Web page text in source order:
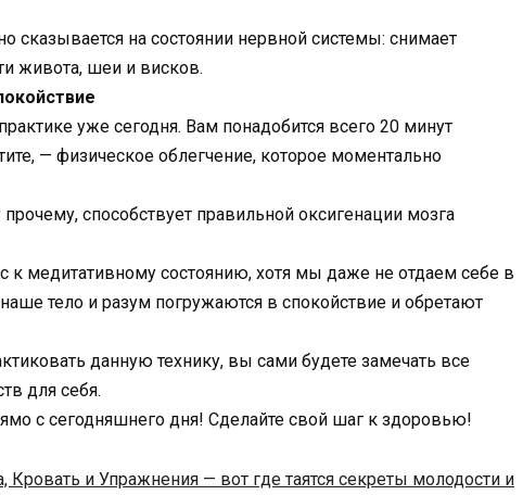
сказывается на состоянии нервной системы: снимает
живота, шеи и висков.
уже сегодня. Вам понадобится всего 20 минут
— физическое облегчение, которое моментально
способствует правильной оксигенации мозга
к медитативному состоянию, хотя мы даже не отдаем себе в
тело и разум погружаются в спокойствие и обретают
данную технику, вы сами будете замечать все
для себя.
с сегодняшнего дня! Сделайте свой шаг к здоровью!
Кровать и Упражнения — вот где таятся секреты молодости и